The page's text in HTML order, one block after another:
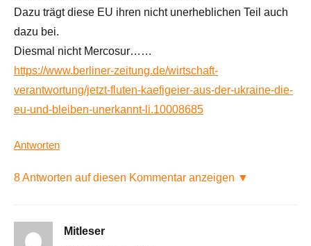
Dazu trägt diese EU ihren nicht unerheblichen Teil auch
dazu bei.
Diesmal nicht Mercosur……
https://www.berliner-zeitung.de/wirtschaft-
verantwortung/jetzt-fluten-kaefigeier-aus-der-ukraine-die-
eu-und-bleiben-unerkannt-li.10008685
Antworten
8 Antworten auf diesen Kommentar anzeigen ▼
Mitleser